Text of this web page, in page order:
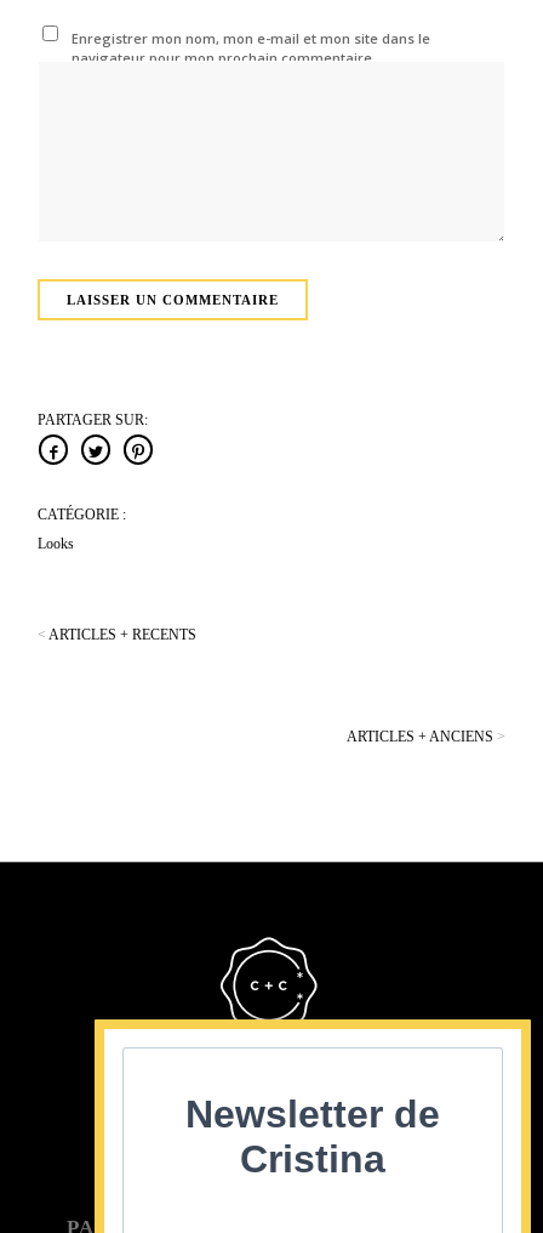
Enregistrer mon nom, mon e-mail et mon site dans le
navigateur pour mon prochain commentaire.
PARTAGER SUR:
CATÉGORIE :
Looks
< ARTICLES + RECENTS
ARTICLES + ANCIENS >
PARTICULIER
Newsletter de
Cristina